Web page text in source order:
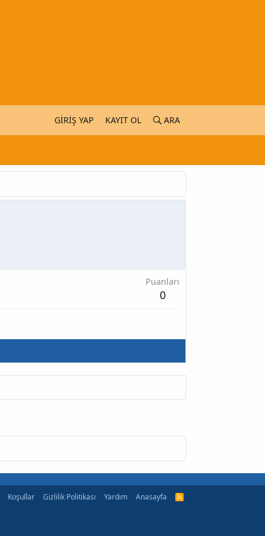
GIRIŞ YAP KAYIT OL ARA
Puanları
0
Koşullar Gizlilik Politikası Yardım Anasayfa
R
S